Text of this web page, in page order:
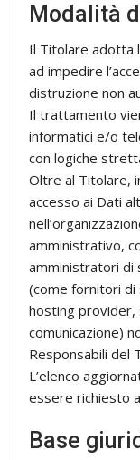
Modalità
Il Titolare adotta
ad impedire
distruzione non
Il trattamento
informatici e/o
con logiche
Oltre al Titolare,
accesso ai Dati
amministrativo,
amministratori
(come fornitori
hosting provider,
comunicazione)
Responsabili del
L’elenco
essere richiesto
Base